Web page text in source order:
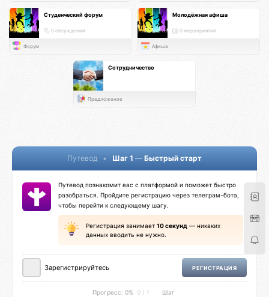
Студенческий форум
0 обсуждений
Форум
Молодёжная афиша
0 мероприятий
Афиша
Сотрудничество
Предложение
Путевод • Шаг 1 — Быстрый старт
Путевод познакомит вас с платформой и поможет быстро
разобраться. Пройдите регистрацию через телеграм-бота,
чтобы перейти к следующему шагу.
Регистрация занимает 10 секунд — никаких
данных вводить не нужно.
Зарегистрируйтесь РЕГИСТРАЦИЯ
Прогресс: 0% 0 / 1 Шаг